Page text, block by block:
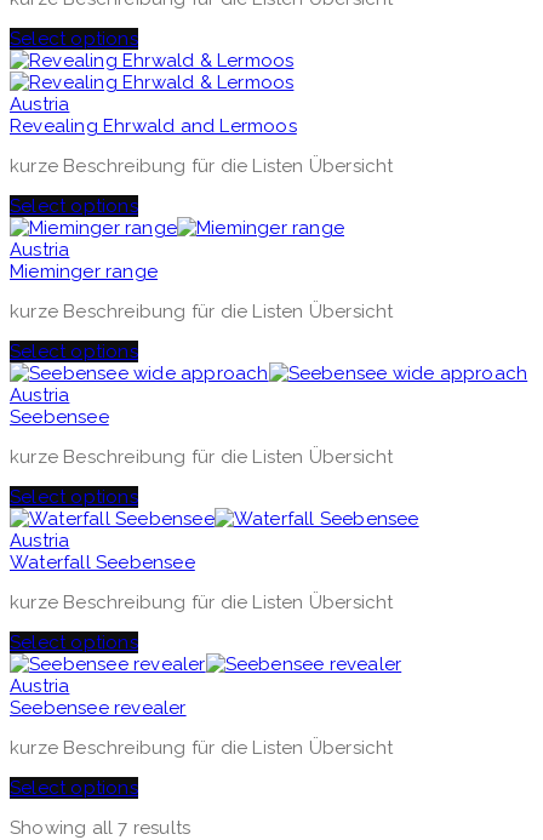
Select options
Austria
Revealing Ehrwald and Lermoos
kurze Beschreibung für die Listen Übersicht
Select options
Austria
Mieminger range
kurze Beschreibung für die Listen Übersicht
Select options
Austria
Seebensee
kurze Beschreibung für die Listen Übersicht
Select options
Austria
Waterfall Seebensee
kurze Beschreibung für die Listen Übersicht
Select options
Austria
Seebensee revealer
kurze Beschreibung für die Listen Übersicht
Select options
Showing all 7 results